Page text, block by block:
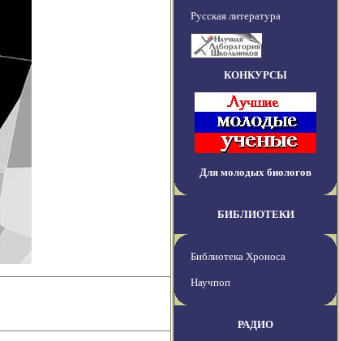
Русская литература
КОНКУРСЫ
Для молодых биологов
БИБЛИОТЕКИ
Библиотека Хроноса
Научпоп
РАДИО